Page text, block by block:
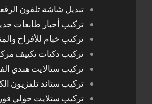
تبديل شاشة تلفون
تركيب أحبار طابعات
تركيب خيام للأفراح
تركيب دكتات تكييف
تركيب ستالايت هندي
تركيب ستاند تلفزيون
تركيب ستلايت حولي